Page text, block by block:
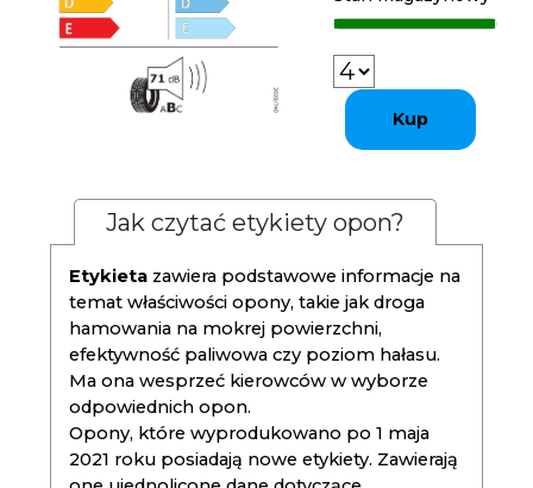
Kup
Jak czytać etykiety opon?
Etykieta zawiera podstawowe informacje na
temat właściwości opony, takie jak droga
hamowania na mokrej powierzchni,
efektywność paliwowa czy poziom hałasu.
Ma ona wesprzeć kierowców w wyborze
odpowiednich opon.
Opony, które wyprodukowano po 1 maja
2021 roku posiadają nowe etykiety. Zawierają